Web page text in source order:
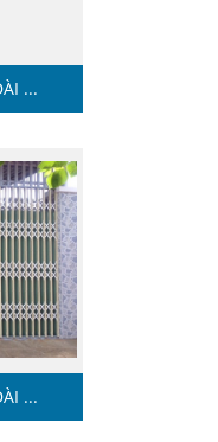
...
...